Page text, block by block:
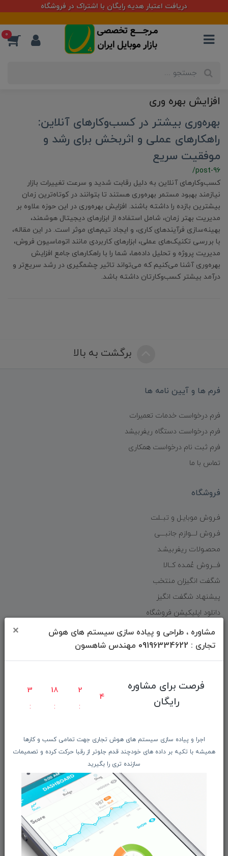
مشاوره ، طراحی و پیاده سازی سیستم های هوش
تجاری : 09196334622 مهندس شاهسون
×
فرصت برای مشاوره
رایگان
3 18 2
4
اجرا و پیاده سازی سیستم های هوش تجاری جهت تمامی کسب و کارها
همیشه با تکیه بر داده های خودچند قدم جلوتر از رقبا حرکت کرده و تصمیمات
سازنده تری را بگیرید
دریافت اعتبار هدیه رایگان با اشتراک در فروشگاه
0
افزایش بهره وری
بهره‌وری بیشتر در کسب‌وکارهای آنلاین:
راهکارهای عملی و اثربخش برای رشد و
موفقیت سریع
/post-96
کسب‌وکارهای آنلاین به دلیل رقابت شدید و سرعت تغییرات بازار
نیازمند بهبود مستمر بهره‌وری هستند تا بتوانند در کوتاه‌ترین زمان
بیشترین بازده را داشته باشند. افزایش بهره‌وری در این حوزه علاوه بر
مدیریت بهتر زمان، شامل استفاده از ابزارهای دیجیتال هوشمند،
بهینه‌سازی فرآیندهای کاری، و ایجاد تیم‌های موثر است. در این مقاله،
با بررسی تکنیک‌های عملی، ابزارهای کاربردی مانند اتوماسیون فروش،
مدیریت پروژه و تحلیل داده‌ها، شما را با راهکارهای جامع افزایش
بهره‌وری آشنا می‌کنیم که می‌تواند تاثیر چشمگیری در رشد سریع‌تر و
درآمد بیشتر کسب‌وکارتان داشته باشد.
برگشت به بالا
فرم ها و آیین نامه ها
فرم درخواست خدمات تعمیرات
فرم درخواست دستگاه ریفربیشد
فرم ثبت نام درخواست همکاری
تماس با ما
فروشگاه
فـروش موبایـل و تبــلت
فـروش لـــوازم جانبـــی
محصـولات ریفربیشـد
فـــروش عُمـده کــالا
شگفت انگیزان منتخب
پیشنهـاد شگفت انگیز
دانلود اپلیکیشن فروشگاه
دسترسی سریع
راهنمای ثبت سفارش
معرفـــی همکــاران
درباره ما بیشتر بدانید
از تخفیف‌ها و جدیدترین‌های فروشگاه ما باخبر شوید:
ثبت‌نام